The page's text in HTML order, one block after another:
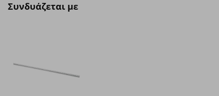
Συνδυάζεται με